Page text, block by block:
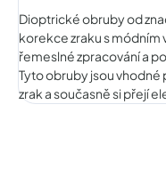
Dioptrické obruby od
korekce zraku s módním
řemeslné zpracování a
Tyto obruby jsou
zrak a současně si přejí